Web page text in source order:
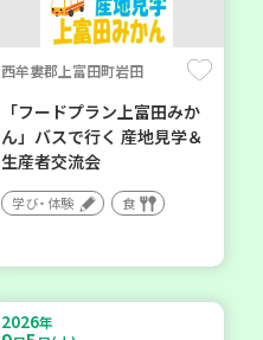
西牟婁郡上富田町岩田
「フードプラン上富田みか
ん」バスで行く 産地見学＆
生産者交流会
学び・体験 食
2026年